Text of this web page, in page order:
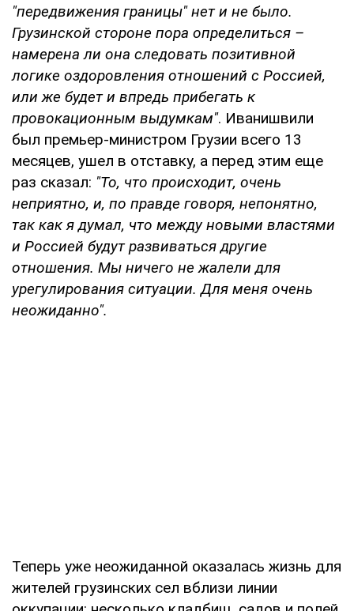
"передвижения границы" нет и не было.
Грузинской стороне пора определиться –
намерена ли она следовать позитивной
логике оздоровления отношений с Россией,
или же будет и впредь прибегать к
провокационным выдумкам". Иванишвили
был премьер-министром Грузии всего 13
месяцев, ушел в отставку, а перед этим еще
раз сказал: "То, что происходит, очень
неприятно, и, по правде говоря, непонятно,
так как я думал, что между новыми властями
и Россией будут развиваться другие
отношения. Мы ничего не жалели для
урегулирования ситуации. Для меня очень
неожиданно".
Теперь уже неожиданной оказалась жизнь для
жителей грузинских сел вблизи линии